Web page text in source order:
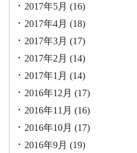
2017年5月 (16)
2017年4月 (18)
2017年3月 (17)
2017年2月 (14)
2017年1月 (14)
2016年12月 (17)
2016年11月 (16)
2016年10月 (17)
2016年9月 (19)